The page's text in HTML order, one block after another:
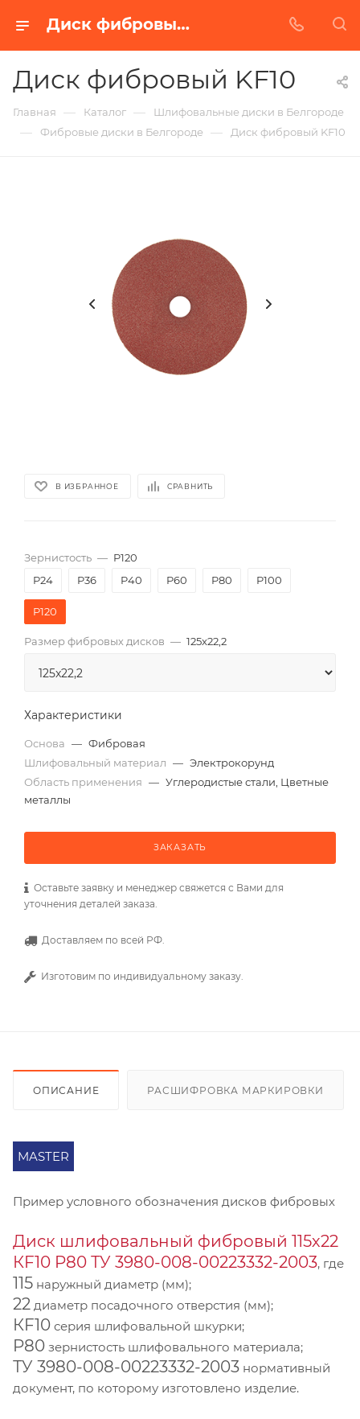
Диск фибровый KF10 в Белгороде | Купить по недорогой цене от Абразивного Завода
Диск фибровый KF10
Главная — Каталог — Шлифовальные диски в Белгороде
— Фибровые диски в Белгороде — Диск фибровый KF10
В ИЗБРАННОЕ СРАВНИТЬ
Зернистость — P120
P24
P36 P40 P60 P80 P100
P120
Размер фибровых дисков — 125x22,2
Характеристики
Основа — Фибровая
Шлифовальный материал — Электрокорунд
Область применения — Углеродистые стали, Цветные
металлы
ЗАКАЗАТЬ
Оставьте заявку и менеджер свяжется с Вами для
уточнения деталей заказа.
Доставляем по всей РФ.
Изготовим по индивидуальному заказу.
ОПИСАНИЕ РАСШИФРОВКА МАРКИРОВКИ
MASTER
Пример условного обозначения дисков фибровых
Диск шлифовальный фибровый 115х22
КF10 P80 ТУ 3980-008-00223332-2003, где
115 наружный диаметр (мм);
22 диаметр посадочного отверстия (мм);
КF10 серия шлифовальной шкурки;
P80 зернистость шлифовального материала;
ТУ 3980-008-00223332-2003 нормативный
документ, по которому изготовлено изделие.